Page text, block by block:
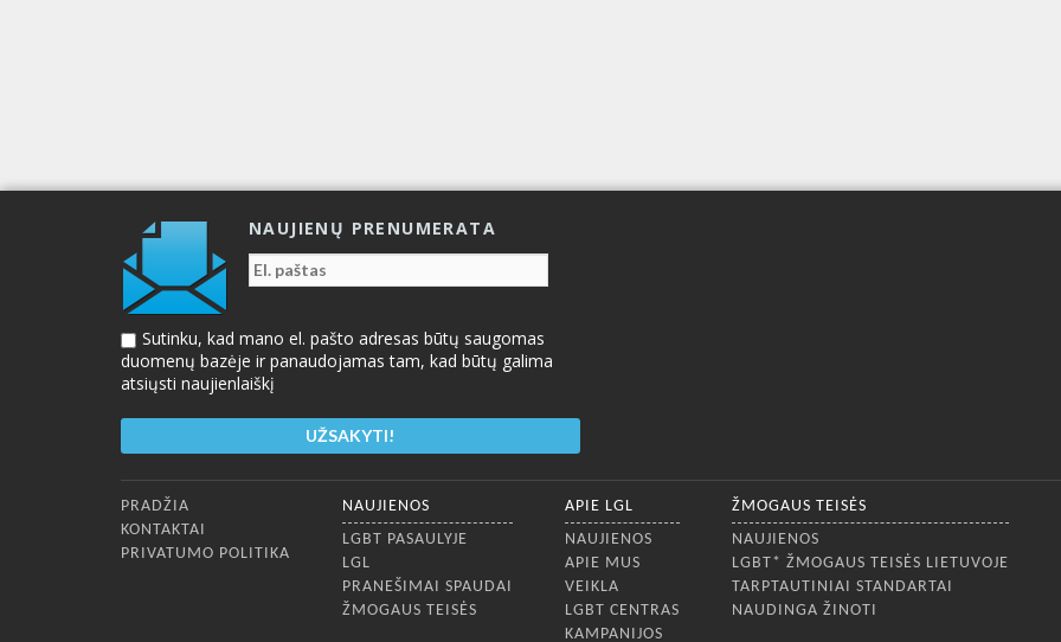
NAUJIENŲ PRENUMERATA
Sutinku, kad mano el. pašto adresas būtų saugomas
duomenų bazėje ir panaudojamas tam, kad būtų galima
atsiųsti naujienlaiškį
Apatinis meniu
PRADŽIA
KONTAKTAI
PRIVATUMO POLITIKA
NAUJIENOS
LGBT PASAULYJE
LGL
PRANEŠIMAI SPAUDAI
ŽMOGAUS TEISĖS
APIE LGL
NAUJIENOS
APIE MUS
VEIKLA
LGBT CENTRAS
KAMPANIJOS
ŽMOGAUS TEISĖS
NAUJIENOS
LGBT* ŽMOGAUS TEISĖS LIETUVOJE
TARPTAUTINIAI STANDARTAI
NAUDINGA ŽINOTI